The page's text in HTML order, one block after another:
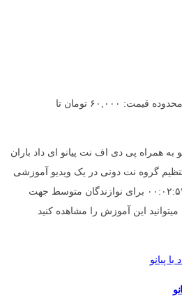
محدوده قیمت: ۶۰,۰۰۰ تومان تا
به همراه پی دی اف نت پیانو ای داد باران
گروه نت دونی در یک ویدیو آموزشی
با فرمت MP4 و زمان تقریبی ۰۰:۰۲:۵۲ برای نوازندگان متوسط جهت
این آموزش را مشاهده کنید